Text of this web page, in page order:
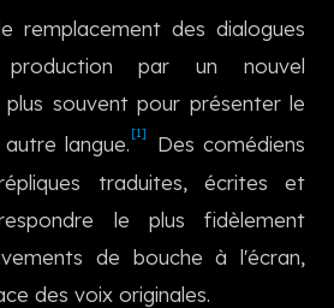
remplacement des dialogues
production par un nouvel
souvent pour présenter le
langue. [1]
Des comédiens
traduites, écrites et
le plus fidèlement
de bouche à l'écran,
des voix originales.
Русский
中文
日本語
한국어